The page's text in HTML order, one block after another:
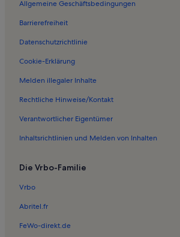
Ferienwohnungen in Burso Kirche
Ferienwohnungen in Rodby Karting Ring
Ferienwohnungen in Tillitse Kirche
Ferienwohnungen in Dannemare
Ferienwohnungen in Rødby
Ferienwohnungen in Errindlev Kirche
Häuser in Lolland Kommune
Ferienunterkünfte mit Pool in Lolland Kommune
Allgemeine Geschäftsbedingungen
Barrierefreiheit
Datenschutzrichtlinie
Cookie-Erklärung
Melden illegaler Inhalte
Rechtliche Hinweise/Kontakt
Verantwortlicher Eigentümer
Inhaltsrichtlinien und Melden von Inhalten
Die Vrbo-Familie
Vrbo
Abritel.fr
FeWo-direkt.de